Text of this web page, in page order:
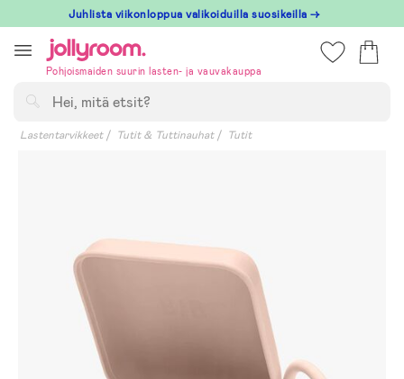
till
innehållet
Juhlista viikonloppua valikoiduilla suosikeilla →
Pohjoismaiden suurin lasten- ja vauvakauppa
Lastentarvikkeet Tutit & Tuttinauhat Tutit